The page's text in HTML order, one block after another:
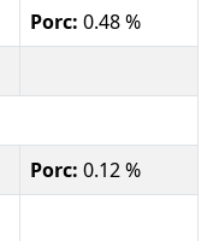
Porc: 0.48 %
Porc: 0.12 %